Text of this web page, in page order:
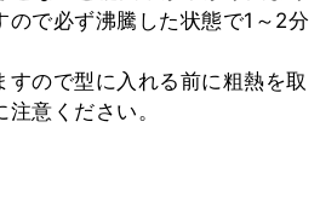
ので必ず沸騰した状態で1～2分
すので型に入れる前に粗熱を取
意ください。